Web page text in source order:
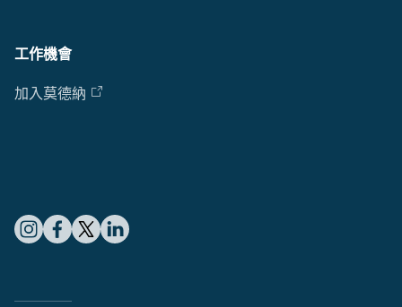
工作機會
加入莫德納